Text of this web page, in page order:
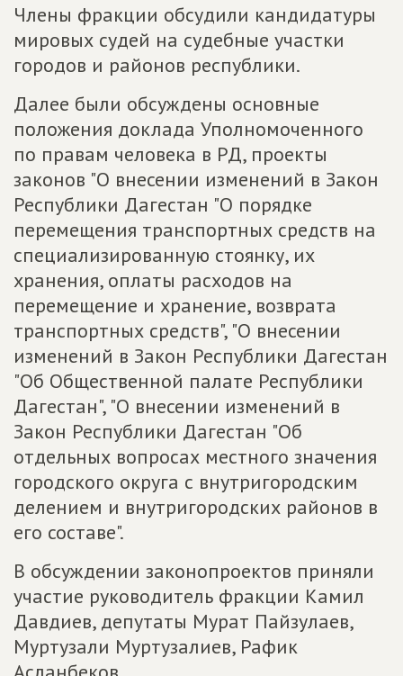
Члены фракции обсудили кандидатуры
мировых судей на судебные участки
городов и районов республики.
Далее были обсуждены основные
положения доклада Уполномоченного
по правам человека в РД, проекты
законов "О внесении изменений в Закон
Республики Дагестан "О порядке
перемещения транспортных средств на
специализированную стоянку, их
хранения, оплаты расходов на
перемещение и хранение, возврата
транспортных средств", "О внесении
изменений в Закон Республики Дагестан
"Об Общественной палате Республики
Дагестан", "О внесении изменений в
Закон Республики Дагестан "Об
отдельных вопросах местного значения
городского округа с внутригородским
делением и внутригородских районов в
его составе".
В обсуждении законопроектов приняли
участие руководитель фракции Камил
Давдиев, депутаты Мурат Пайзулаев,
Муртузали Муртузалиев, Рафик